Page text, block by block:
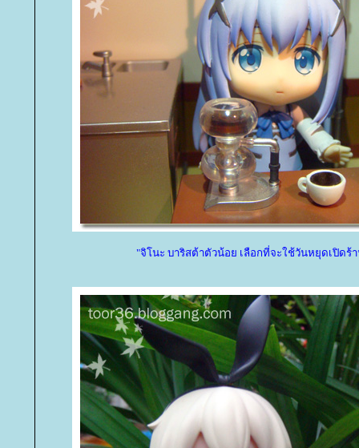
"จิโนะ บาริสต้าตัวน้อย เลือกที่จะใช้วันหยุดเปิดร้